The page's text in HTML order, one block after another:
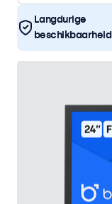
Langdurige
beschikbaarheid